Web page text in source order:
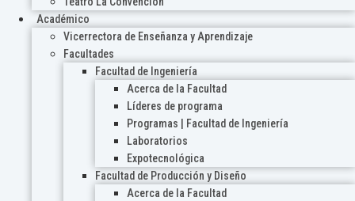
Académico
Vicerrectora de Enseñanza y Aprendizaje
Facultades
Facultad de Ingeniería
Acerca de la Facultad
Líderes de programa
Programas | Facultad de Ingeniería
Laboratorios
Expotecnológica
Facultad de Producción y Diseño
Acerca de la Facultad